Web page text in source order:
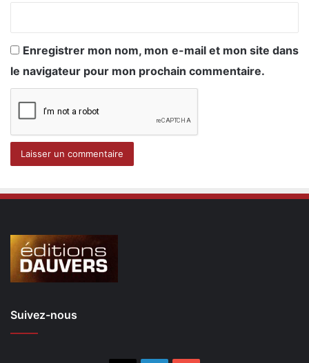
Enregistrer mon nom, mon e-mail et mon site dans
le navigateur pour mon prochain commentaire.
Suivez-nous